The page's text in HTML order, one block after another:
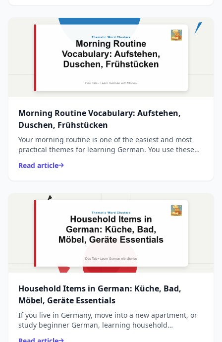
Morning Routine Vocabulary: Aufstehen,
Duschen, Frühstücken
Your morning routine is one of the easiest and most
practical themes for learning German. You use these
...
Read article
Household Items in German: Küche, Bad,
Möbel, Geräte Essentials
If you live in Germany, move into a new apartment, or
study beginner German, learning household